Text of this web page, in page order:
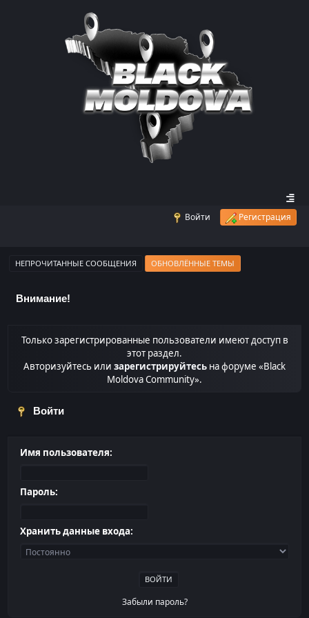
Войти Регистрация
НЕПРОЧИТАННЫЕ СООБЩЕНИЯ ОБНОВЛЁННЫЕ ТЕМЫ
Внимание!
Только зарегистрированные пользователи имеют доступ в
этот раздел.
Авторизуйтесь или зарегистрируйтесь на форуме «Black
Moldova Community».
Войти
Имя пользователя:
Пароль:
Хранить данные входа:
Забыли пароль?